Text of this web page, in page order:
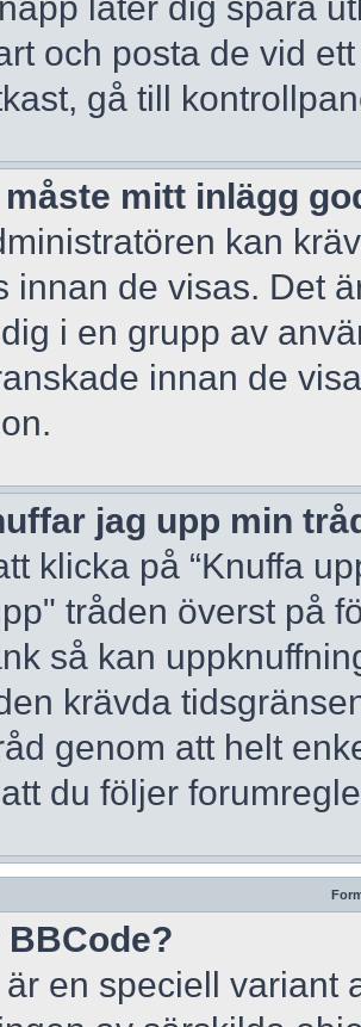
och posta de vid
gå till
måste mitt inlägg
kan
innan de visas. Det
i en grupp av
innan de
jag upp min
klicka på “Knuffa
tråden överst på
så kan
krävda
genom att helt
du följer
BBCode?
en speciell variant